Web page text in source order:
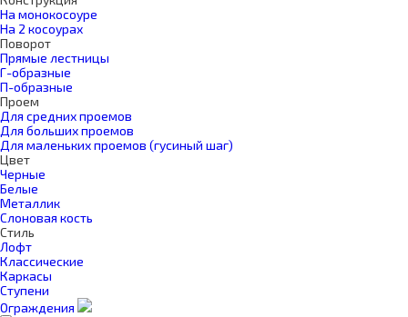
На монокосоуре
На 2 косоурах
Поворот
Прямые лестницы
Г-образные
П-образные
Проем
Для средних проемов
Для больших проемов
Для маленьких проемов (гусиный шаг)
Цвет
Черные
Белые
Металлик
Слоновая кость
Стиль
Лофт
Классические
Каркасы
Ступени
Ограждения